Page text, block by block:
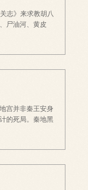
志》来求教胡八
尸油河、黄皮
宫并非秦王安身
的死局。秦地黑